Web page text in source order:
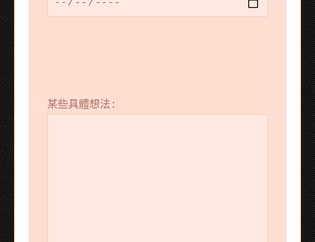
某些具體想法: